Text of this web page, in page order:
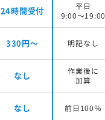
24時間受付
平日
9:00～19:00
330円～ 明記なし
なし
作業後に
加算
なし 前日100％